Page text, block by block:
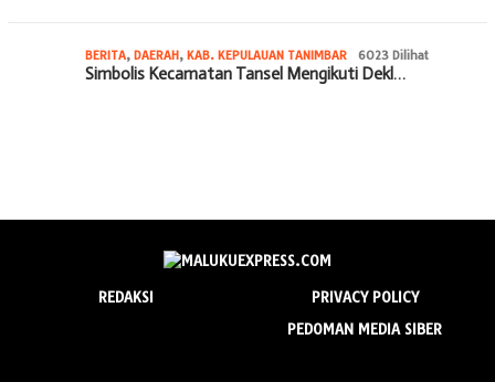
BERITA, DAERAH, KAB. KEPULAUAN TANIMBAR 6023 Dilihat
Simbolis Kecamatan Tansel Mengikuti Dekl…
REDAKSI
PRIVACY POLICY
PEDOMAN MEDIA SIBER